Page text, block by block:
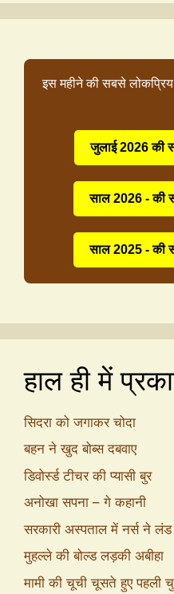
इस महीने की सबसे
जुलाई 2026 की
साल 2026 - की
साल 2025 - की
हाल ही में
सिदरा को जगाकर चोदा
बहन ने खुद बोब्स दबवाए
डिवोर्स्ड टीचर की प्यासी बुर
अनोखा सपना – गे कहानी
सरकारी अस्पताल में नर्स ने
मुहल्ले की बोल्ड लड़की अबीहा
मामी की चूची चूसते हुए पहली